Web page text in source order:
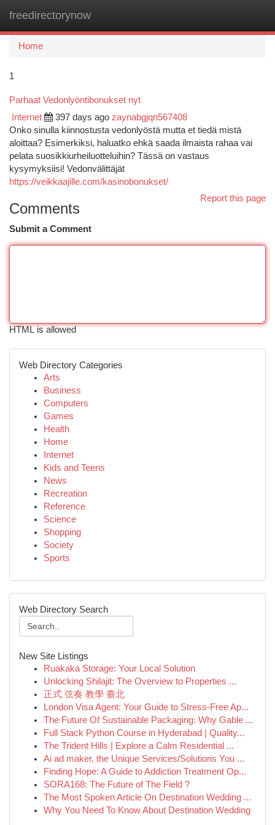
freedirectorynow
Home
1
Parhaat Vedonlyöntibonukset nyt
Internet 397 days ago zaynabgjqn567408
Onko sinulla kiinnostusta vedonlyöstä mutta et tiedä mistä
aloittaa? Esimerkiksi, haluatko ehkä saada ilmaista rahaa vai
pelata suosikkiurheiluotteluihin? Tässä on vastaus
kysymyksiisi! Vedonvälittäjät
https://veikkaajille.com/kasinobonukset/
Report this page
Comments
Submit a Comment
HTML is allowed
Web Directory Categories
Arts
Business
Computers
Games
Health
Home
Internet
Kids and Teens
News
Recreation
Reference
Science
Shopping
Society
Sports
Web Directory Search
New Site Listings
Ruakaka Storage: Your Local Solution
Unlocking Shilajit: The Overview to Properties ...
正式 弦奏 教學 臺北
London Visa Agent: Your Guide to Stress-Free Ap...
The Future Of Sustainable Packaging: Why Gable ...
Full Stack Python Course in Hyderabad | Quality...
The Trident Hills | Explore a Calm Residential ...
Ai ad maker, the Unique Services/Solutions You ...
Finding Hope: A Guide to Addiction Treatment Op...
SORA168: The Future of The Field ?
The Most Spoken Article On Destination Wedding ...
Why You Need To Know About Destination Wedding